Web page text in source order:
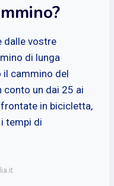
dalle vostre
di lunga
il cammino del
conto un dai 25 ai
in bicicletta,
tempi di